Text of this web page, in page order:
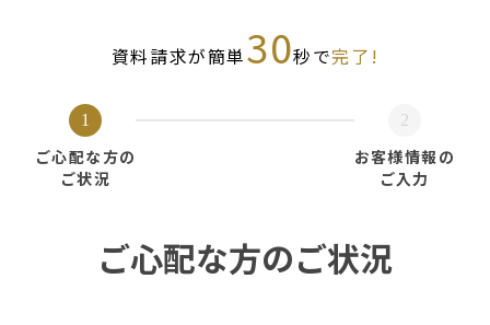
資料請求が簡単30秒で完了!
1
ご心配な方の
ご状況
2
お客様情報の
ご入力
ご心配な方のご状況